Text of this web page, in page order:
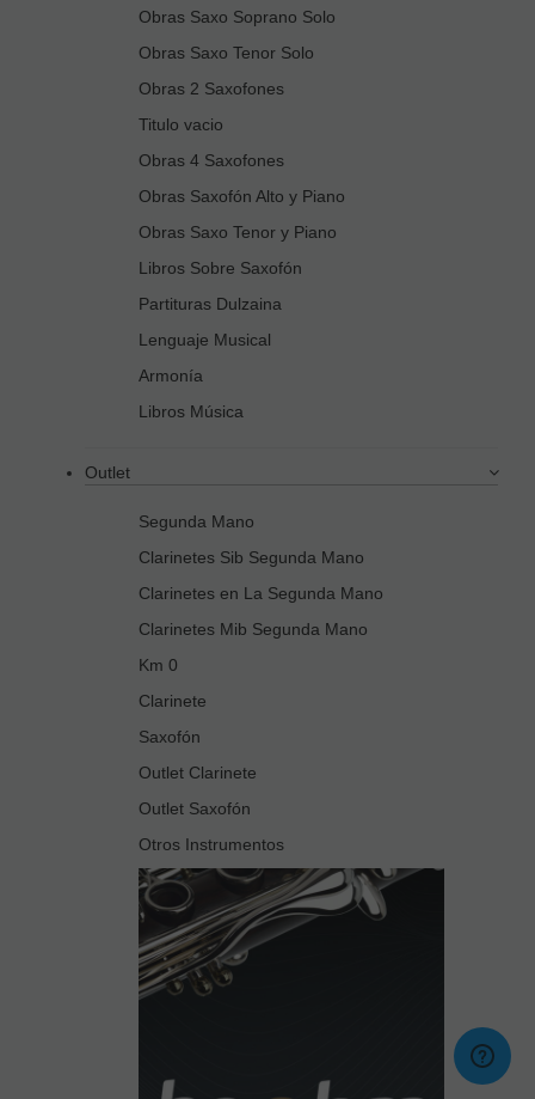
Obras Saxo Soprano Solo
Obras Saxo Tenor Solo
Obras 2 Saxofones
Titulo vacio
Obras 4 Saxofones
Obras Saxofón Alto y Piano
Obras Saxo Tenor y Piano
Libros Sobre Saxofón
Partituras Dulzaina
Lenguaje Musical
Armonía
Libros Música
Outlet
Segunda Mano
Clarinetes Sib Segunda Mano
Clarinetes en La Segunda Mano
Clarinetes Mib Segunda Mano
Km 0
Clarinete
Saxofón
Outlet Clarinete
Outlet Saxofón
Otros Instrumentos